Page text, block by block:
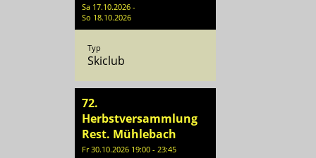
Sa 17.10.2026 -
So 18.10.2026
Typ
Skiclub
72.
Herbstversammlung
Rest. Mühlebach
Fr 30.10.2026 19:00 - 23:45